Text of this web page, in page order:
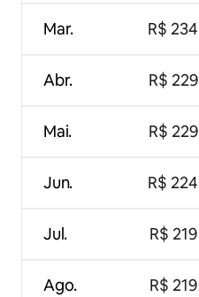
Mar.
Abr.
Mai.
Jun.
Jul.
Ago.
R$ 234
R$ 229
R$ 229
R$ 224
R$ 219
R$ 219